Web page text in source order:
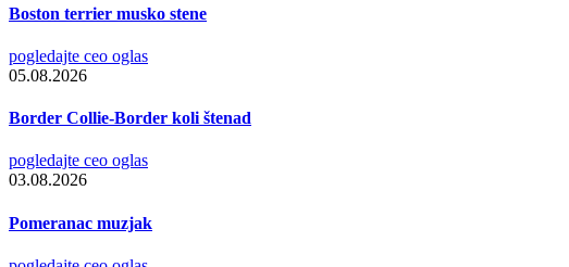
Boston terrier musko stene
pogledajte ceo oglas
05.08.2026
Border Collie-Border koli štenad
pogledajte ceo oglas
03.08.2026
Pomeranac muzjak